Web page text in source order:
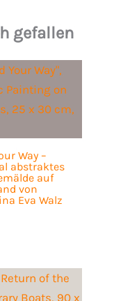
gefallen
Way –
abstraktes
auf
von
Eva Walz